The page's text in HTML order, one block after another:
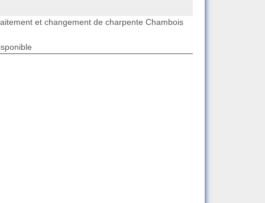
et changement de charpente Chambois